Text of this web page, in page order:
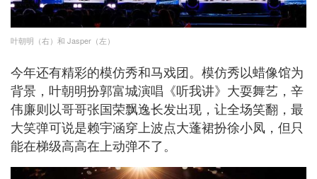
叶朝明（右）和 Jasper（左）
今年还有精彩的模仿秀和马戏团。模仿秀以蜡像馆为
背景，叶朝明扮郭富城演唱《听我讲》大耍舞艺，辛
伟廉则以哥哥张国荣飘逸长发出现，让全场笑翻，最
大笑弹可说是赖宇涵穿上波点大蓬裙扮徐小凤，但只
能在梯级高高在上动弹不了。